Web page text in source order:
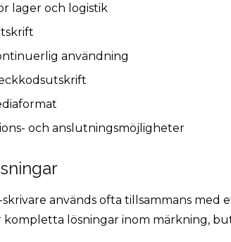
lager och logistik
användning
och anslutningsmöjligheter
används ofta tillsammans med
lösningar inom märkning,